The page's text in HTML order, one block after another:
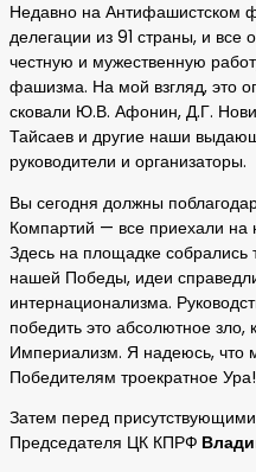
Недавно на Антифашистском
делегации из 91 страны, и
честную и мужественную
фашизма. На мой взгляд, это
сковали Ю.В. Афонин, Д.Г.
Тайсаев и другие наши
руководители и организаторы.
Вы сегодня должны
Компартий — все приехали на
Здесь на площадке собрались
нашей Победы, идеи
интернационализма.
победить это абсолютное зло,
Империализм. Я надеюсь, что
Победителям троекратное Ура!
Затем перед присутствующими
Председателя ЦК КПРФ